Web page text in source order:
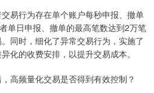
易行为存在单个账户每秒申报、撤单
单日申报、撤单的最高笔数达到2万笔
同时，细化了异常交易行为，实施了
化的收费安排，以提升交易成本。
高频量化交易是否得到有效控制？